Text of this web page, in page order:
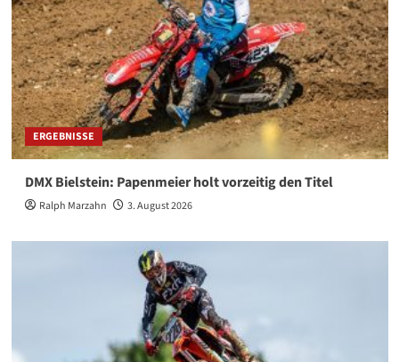
ERGEBNISSE
DMX Bielstein: Papenmeier holt vorzeitig den Titel
Ralph Marzahn 3. August 2026